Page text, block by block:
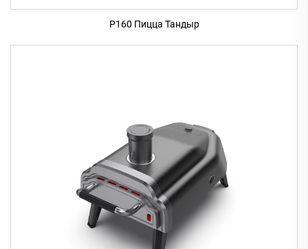
P160 Пицца Тандыр